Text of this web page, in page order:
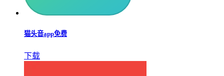
猫头音app免费
下载